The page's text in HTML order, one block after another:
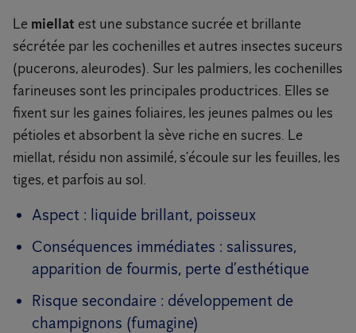
Le miellat est une substance sucrée et brillante
sécrétée par les cochenilles et autres insectes suceurs
(pucerons, aleurodes). Sur les palmiers, les cochenilles
farineuses sont les principales productrices. Elles se
fixent sur les gaines foliaires, les jeunes palmes ou les
pétioles et absorbent la sève riche en sucres. Le
miellat, résidu non assimilé, s’écoule sur les feuilles, les
tiges, et parfois au sol.
Aspect : liquide brillant, poisseux
Conséquences immédiates : salissures,
apparition de fourmis, perte d’esthétique
Risque secondaire : développement de
champignons (fumagine)